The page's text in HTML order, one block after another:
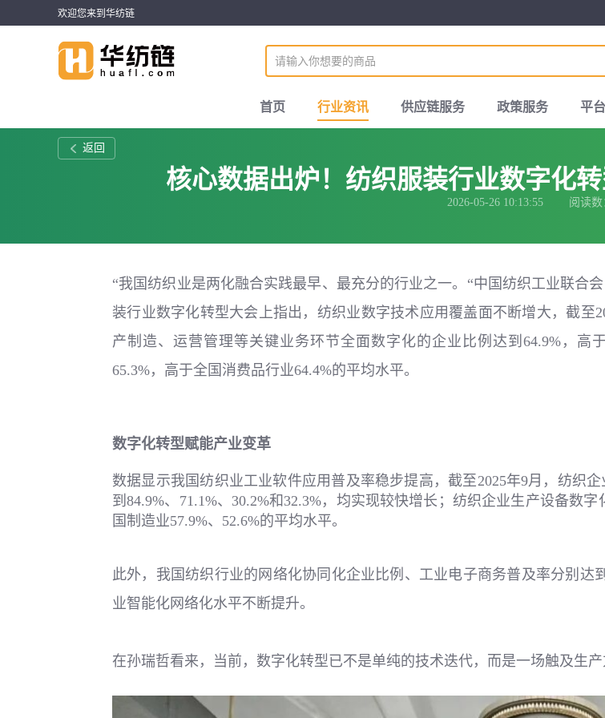
欢迎您来到华纺链
首页 行业资讯 供应链服务 政策服务 平
返回
核心数据出炉！纺织服装行业数字化
2026-05-26 10:13:55 阅读数
“我国纺织业是两化融合实践最早、最充分的行业之一。“中国纺织工业联合
装行业数字化转型大会上指出，纺织业数字技术应用覆盖面不断增大，截至
产制造、运营管理等关键业务环节全面数字化的企业比例达到64.9%，高
65.3%，高于全国消费品行业64.4%的平均水平。
数字化转型赋能产业变革
数据显示我国纺织业工业软件应用普及率稳步提高，截至2025年9月，纺织
到84.9%、71.1%、30.2%和32.3%，均实现较快增长；纺织企业生产设备数
国制造业57.9%、52.6%的平均水平。
此外，我国纺织行业的网络化协同化企业比例、工业电子商务普及率分别达
业智能化网络化水平不断提升。
在孙瑞哲看来，当前，数字化转型已不是单纯的技术迭代，而是一场触及生